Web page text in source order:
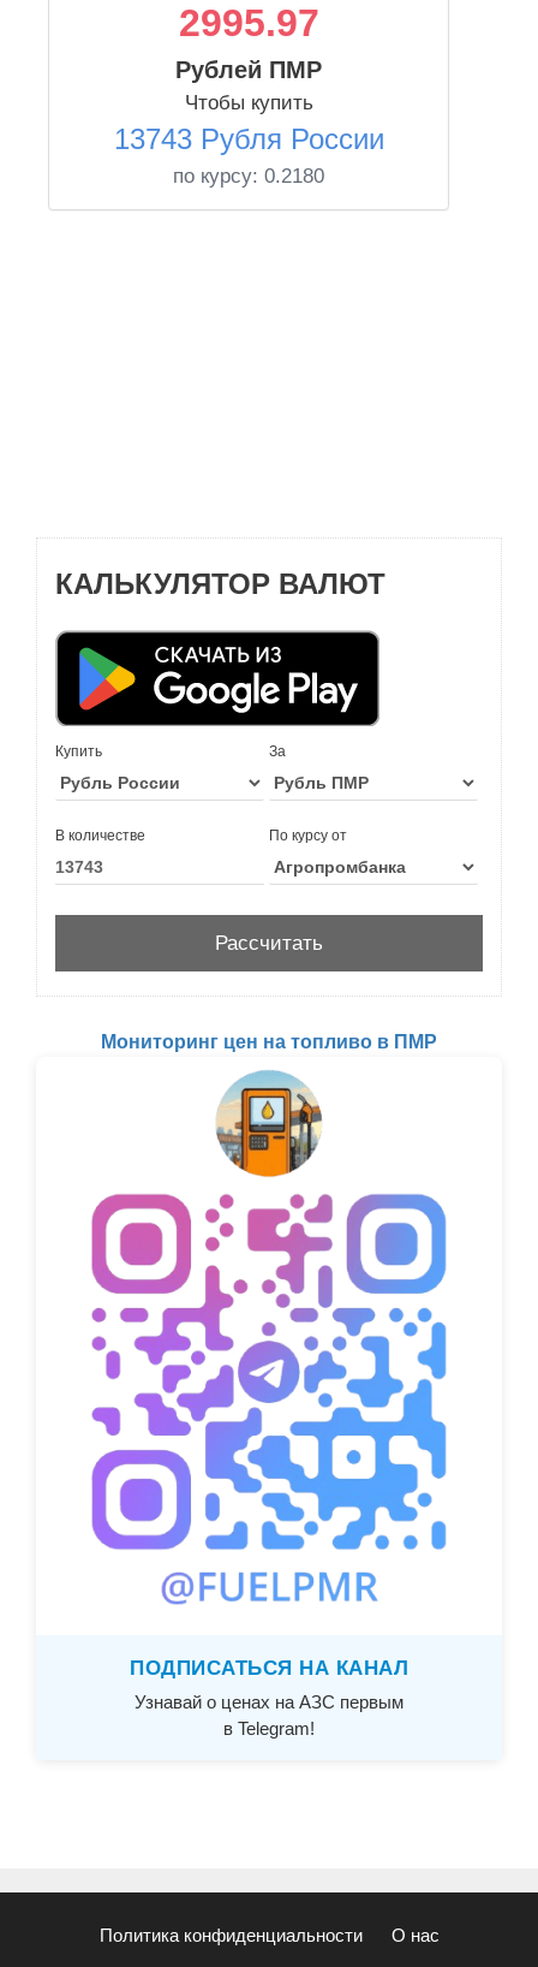
2995.97
Рублей ПМР
Чтобы купить
13743 Рубля России
по курсу: 0.2180
КАЛЬКУЛЯТОР ВАЛЮТ
Купить За
В количестве По курсу от
Мониторинг цен на топливо в ПМР
ПОДПИСАТЬСЯ НА КАНАЛ
Узнавай о ценах на АЗС первым
в Telegram!
Политика конфиденциальности О нас